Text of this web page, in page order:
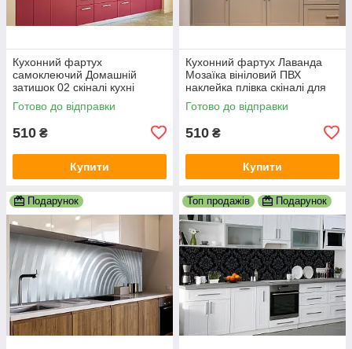
Кухонний фартух
самоклеючий Домашній
затишок 02 скіналі кухні
наклейка ПВХ Париж
Ейфелева вежа 600х2000 мм
Готово до відправки
510 ₴
Купити
Кухонний фартух Лаванда
Мозаїка вініловий ПВХ
наклейка плівка скіналі для
кухні фіолетовий 600х2000
мм
Готово до відправки
510 ₴
Купити
Подарунок Топ продажів Подарунок